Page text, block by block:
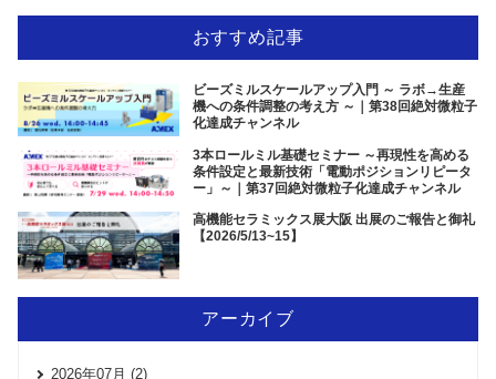
おすすめ記事
ビーズミルスケールアップ入門 ～ ラボ→生産
機への条件調整の考え方 ～｜第38回絶対微粒子
化達成チャンネル
3本ロールミル基礎セミナー ～再現性を高める
条件設定と最新技術「電動ポジションリピータ
ー」～｜第37回絶対微粒子化達成チャンネル
高機能セラミックス展大阪 出展のご報告と御礼
【2026/5/13~15】
アーカイブ
2026年07月 (2)